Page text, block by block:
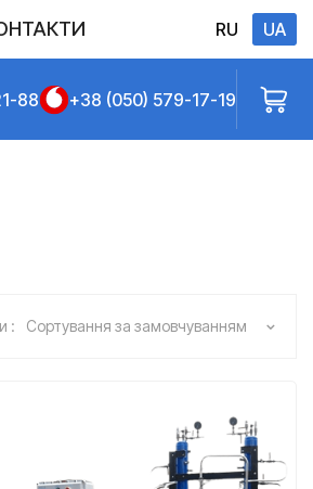
RU UA
88 +38 (050) 579-17-19
: Сортування за замовчуванням